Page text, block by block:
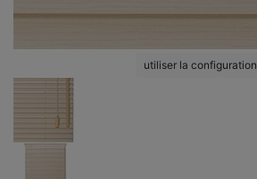
utiliser la configuration